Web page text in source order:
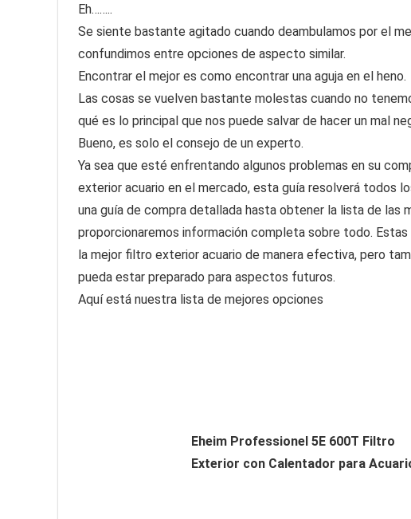
Eh……..
Se siente bastante agitado cuando deambulamos por el
confundimos entre opciones de aspecto similar.
Encontrar el mejor es como encontrar una aguja en el heno.
Las cosas se vuelven bastante molestas cuando no
qué es lo principal que nos puede salvar de hacer un mal
Bueno, es solo el consejo de un experto.
Ya sea que esté enfrentando algunos problemas en su
exterior acuario en el mercado, esta guía resolverá todos
una guía de compra detallada hasta obtener la lista de las
proporcionaremos información completa sobre todo.
la mejor filtro exterior acuario de manera efectiva, pero
pueda estar preparado para aspectos futuros.
Aquí está nuestra lista de mejores opciones
Eheim Professionel 5E 600T Filtro
Exterior con Calentador para